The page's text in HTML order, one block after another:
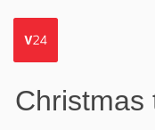
Christmas